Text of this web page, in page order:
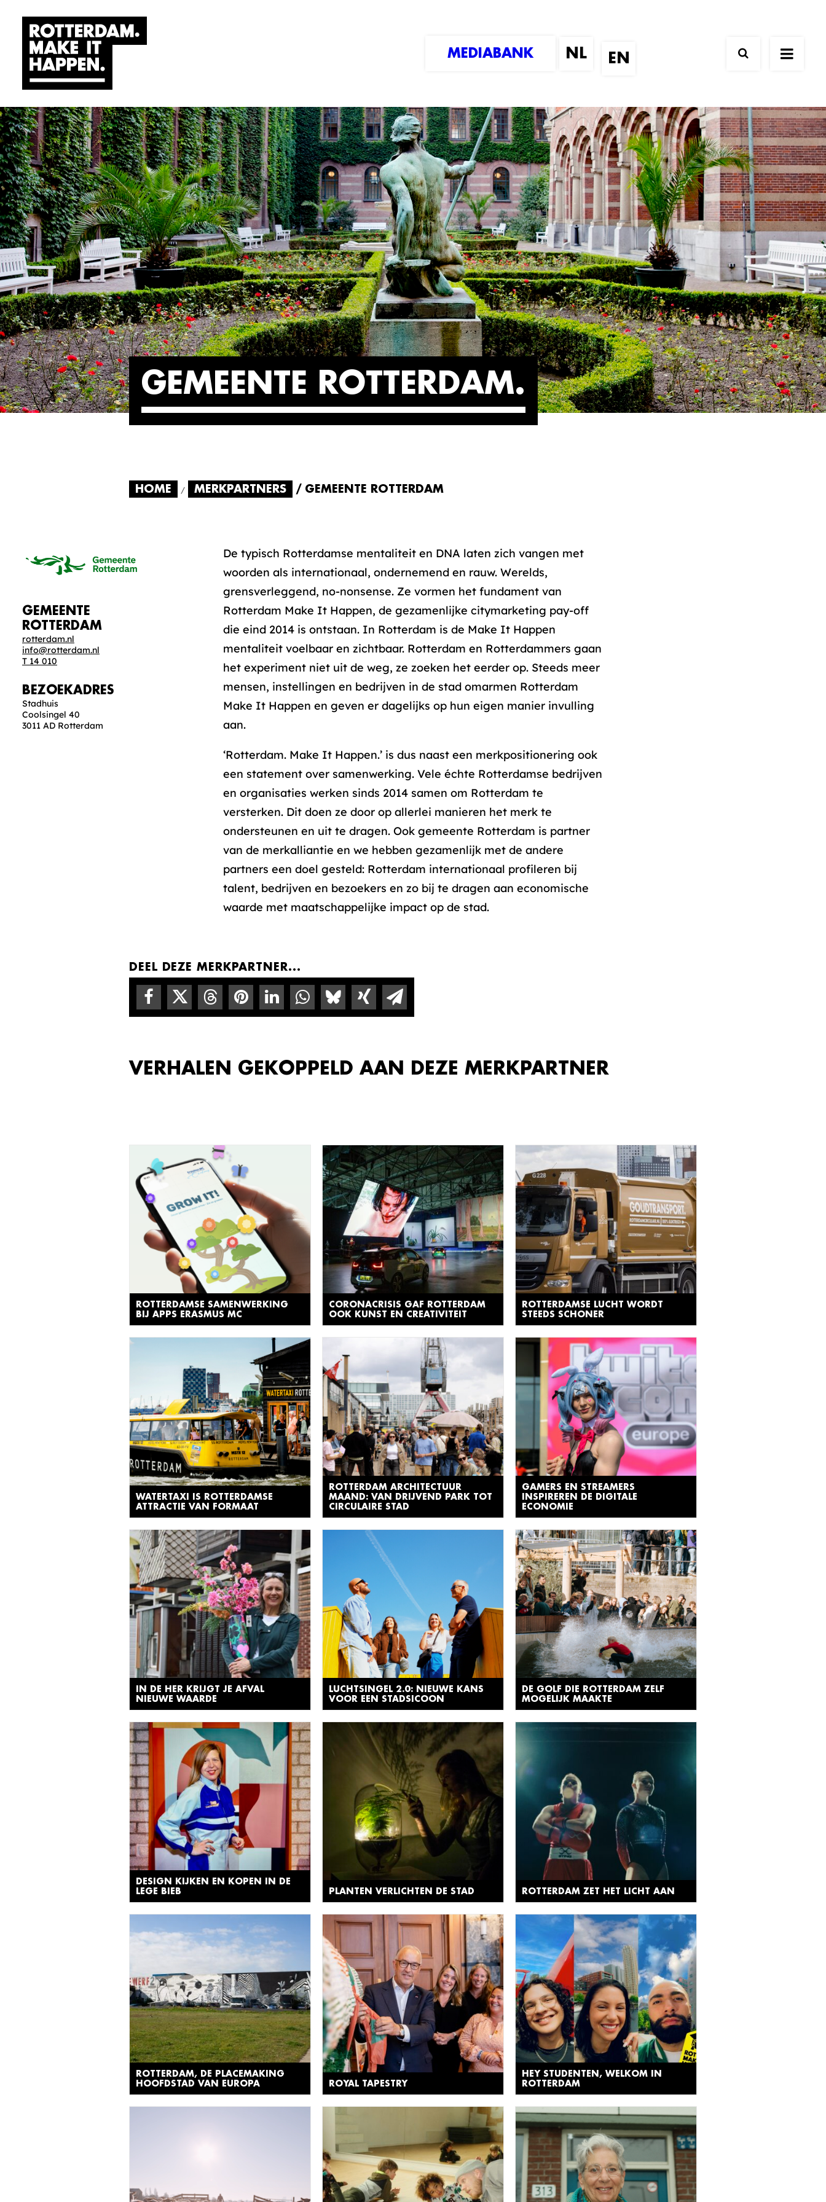
MEDIABANK
GEMEENTE ROTTERDAM
HOME MERKPARTNERS GEMEENTE ROTTERDAM
GEMEENTE
ROTTERDAM
rotterdam.nl
info@rotterdam.nl
T 14 010
BEZOEKADRES
Stadhuis
Coolsingel 40
3011 AD Rotterdam
De typisch Rotterdamse mentaliteit en DNA laten zich vangen met
woorden als internationaal, ondernemend en rauw. Werelds,
grensverleggend, no-nonsense. Ze vormen het fundament van
Rotterdam Make It Happen, de gezamenlijke citymarketing pay-off
die eind 2014 is ontstaan. In Rotterdam is de Make It Happen
mentaliteit voelbaar en zichtbaar. Rotterdam en Rotterdammers gaan
het experiment niet uit de weg, ze zoeken het eerder op. Steeds meer
mensen, instellingen en bedrijven in de stad omarmen Rotterdam
Make It Happen en geven er dagelijks op hun eigen manier invulling
aan.
‘Rotterdam. Make It Happen.’ is dus naast een merkpositionering ook
een statement over samenwerking. Vele échte Rotterdamse bedrijven
en organisaties werken sinds 2014 samen om Rotterdam te
versterken. Dit doen ze door op allerlei manieren het merk te
ondersteunen en uit te dragen. Ook gemeente Rotterdam is partner
van de merkalliantie en we hebben gezamenlijk met de andere
partners een doel gesteld: Rotterdam internationaal profileren bij
talent, bedrijven en bezoekers en zo bij te dragen aan economische
waarde met maatschappelijke impact op de stad.
DEEL DEZE MERKPARTNER...
VERHALEN GEKOPPELD AAN DEZE MERKPARTNER
ROTTERDAMSE SAMENWERKING
BIJ APPS ERASMUS MC
CORONACRISIS GAF ROTTERDAM
OOK KUNST EN CREATIVITEIT
ROTTERDAMSE LUCHT WORDT
STEEDS SCHONER
WATERTAXI IS ROTTERDAMSE
ATTRACTIE VAN FORMAAT
ROTTERDAM ARCHITECTUUR
MAAND: VAN DRIJVEND PARK TOT
CIRCULAIRE STAD
GAMERS EN STREAMERS
INSPIREREN DE DIGITALE
ECONOMIE
IN DE HER KRIJGT JE AFVAL
NIEUWE WAARDE
LUCHTSINGEL 2.0: NIEUWE KANS
VOOR EEN STADSICOON
DE GOLF DIE ROTTERDAM ZELF
MOGELIJK MAAKTE
DESIGN KIJKEN EN KOPEN IN DE
LEGE BIEB
PLANTEN VERLICHTEN DE STAD ROTTERDAM ZET HET LICHT AAN
ROTTERDAM, DE PLACEMAKING
HOOFDSTAD VAN EUROPA
ROYAL TAPESTRY
HEY STUDENTEN, WELKOM IN
ROTTERDAM